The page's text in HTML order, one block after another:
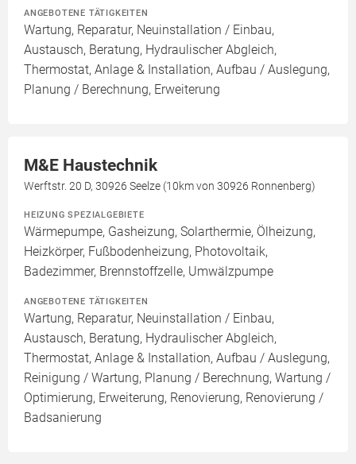
ANGEBOTENE TÄTIGKEITEN
Wartung, Reparatur, Neuinstallation / Einbau,
Austausch, Beratung, Hydraulischer Abgleich,
Thermostat, Anlage & Installation, Aufbau / Auslegung,
Planung / Berechnung, Erweiterung
M&E Haustechnik
Werftstr. 20 D, 30926 Seelze (10km von 30926 Ronnenberg)
HEIZUNG SPEZIALGEBIETE
Wärmepumpe, Gasheizung, Solarthermie, Ölheizung,
Heizkörper, Fußbodenheizung, Photovoltaik,
Badezimmer, Brennstoffzelle, Umwälzpumpe
ANGEBOTENE TÄTIGKEITEN
Wartung, Reparatur, Neuinstallation / Einbau,
Austausch, Beratung, Hydraulischer Abgleich,
Thermostat, Anlage & Installation, Aufbau / Auslegung,
Reinigung / Wartung, Planung / Berechnung, Wartung /
Optimierung, Erweiterung, Renovierung, Renovierung /
Badsanierung